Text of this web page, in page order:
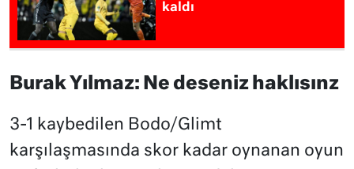
kaldı
Burak Yılmaz: Ne deseniz haklısınz
3-1 kaybedilen Bodo/Glimt
karşılaşmasında skor kadar oynanan oyun